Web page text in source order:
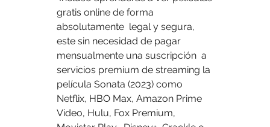
gratis online de forma
absolutamente  legal y segura,
este sin necesidad de pagar
mensualmente una suscripción  a
servicios premium de streaming la
película Sonata (2023) como
Netflix, HBO Max, Amazon Prime
Video, Hulu, Fox Premium,